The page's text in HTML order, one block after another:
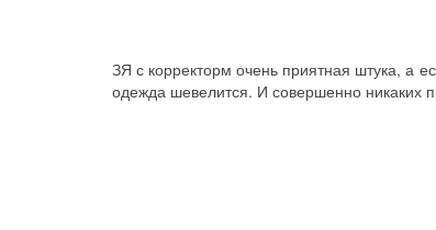
ЗЯ с корректорм очень приятная штука, а
одежда шевелится. И совершенно никаких